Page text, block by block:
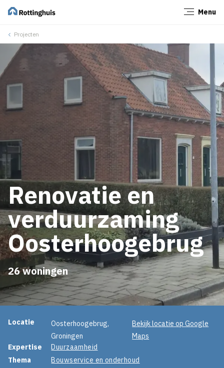
Menu
Projecten
Renovatie en
verduurzaming
Oosterhoogebrug
26 woningen
Projectinformatie
Locatie
Oosterhoogebrug,
Groningen
Bekijk locatie op Google
Maps
Expertise
Duurzaamheid
Thema
Bouwservice en onderhoud
Sluiten